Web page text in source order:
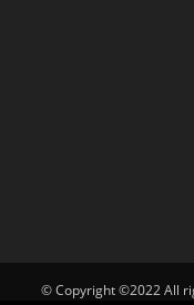
© Copyright ©2022 All